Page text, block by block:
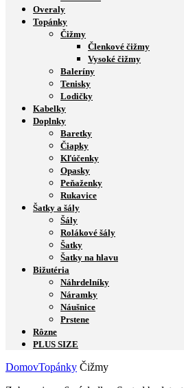
Overaly
Topánky
Čižmy
Členkové čižmy
Vysoké čižmy
Baleríny
Tenisky
Lodičky
Kabelky
Doplnky
Baretky
Čiapky
Kľúčenky
Opasky
Peňaženky
Rukavice
Šatky a šály
Šály
Rolákové šály
Šatky
Šatky na hlavu
Bižutéria
Náhrdelníky
Náramky
Náušnice
Prstene
Rôzne
PLUS SIZE
DomovTopánky Čižmy